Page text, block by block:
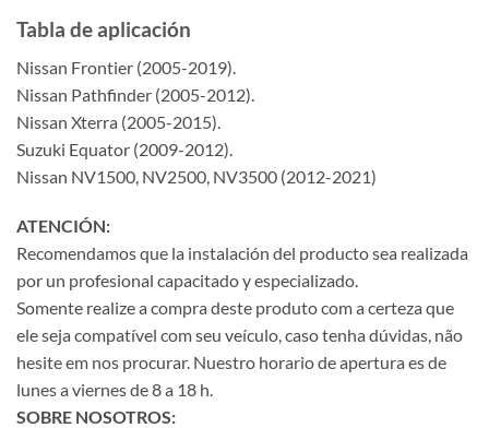
Tabla de aplicación
Nissan Frontier (2005-2019).
Nissan Pathfinder (2005-2012).
Nissan Xterra (2005-2015).
Suzuki Equator (2009-2012).
Nissan NV1500, NV2500, NV3500 (2012-2021)
ATENCIÓN:
Recomendamos que la instalación del producto sea realizada
por un profesional capacitado y especializado.
Somente realize a compra deste produto com a certeza que
ele seja compatível com seu veículo, caso tenha dúvidas, não
hesite em nos procurar. Nuestro horario de apertura es de
lunes a viernes de 8 a 18 h.
SOBRE NOSOTROS: